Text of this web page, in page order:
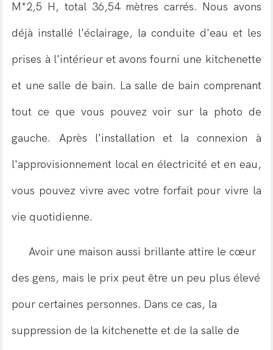
M*2,5 H, total 36,54 mètres carrés. Nous avons
déjà installé l'éclairage, la conduite d'eau et les
prises à l'intérieur et avons fourni une kitchenette
et une salle de bain. La salle de bain comprenant
tout ce que vous pouvez voir sur la photo de
gauche. Après l'installation et la connexion à
l'approvisionnement local en électricité et en eau,
vous pouvez vivre avec votre forfait pour vivre la
vie quotidienne.
Avoir une maison aussi brillante attire le cœur
des gens, mais le prix peut être un peu plus élevé
pour certaines personnes. Dans ce cas, la
suppression de la kitchenette et de la salle de